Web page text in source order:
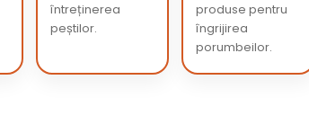
întreținerea
peștilor.
produse pentru
îngrijirea
porumbeilor.